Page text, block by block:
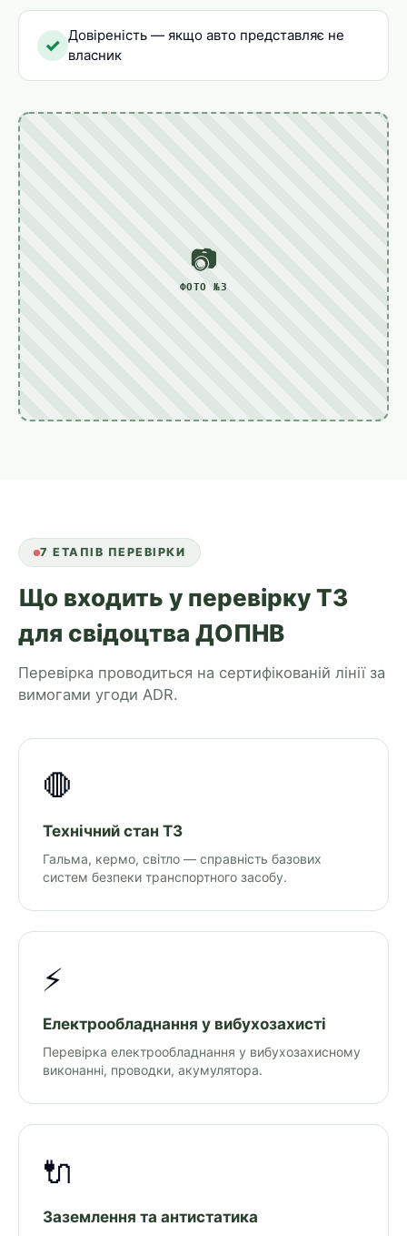
✓ Довіреність — якщо авто представляє не
власник
📷
ФОТО №3
7 ЕТАПІВ ПЕРЕВІРКИ
Що входить у перевірку ТЗ
для свідоцтва ДОПНВ
Перевірка проводиться на сертифікованій лінії за
вимогами угоди ADR.
🛑
Технічний стан ТЗ
Гальма, кермо, світло — справність базових
систем безпеки транспортного засобу.
⚡
Електрообладнання у вибухозахисті
Перевірка електрообладнання у вибухозахисному
виконанні, проводки, акумулятора.
🔌
Заземлення та антистатика